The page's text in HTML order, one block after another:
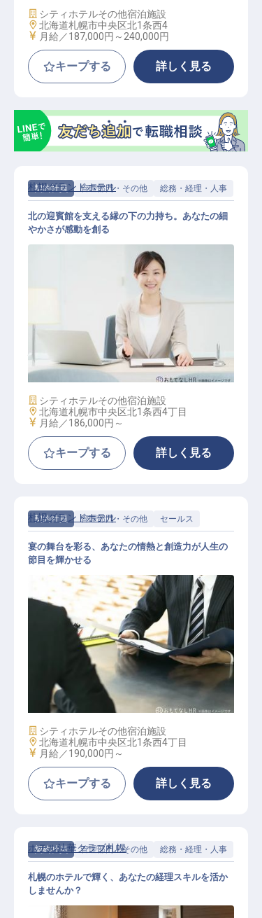
施設業態
シティホテルその他宿泊施設
勤務地
北海道札幌市中央区北1条西4
給与
月給／187,000円～ 240,000円
キープする 詳しく見る
契約社員 管理部門・その他 総務・経理・人事
札幌グランドホテル
北の迎賓館を支える縁の下の力持ち。あなたの細
やかさが感動を創る
施設業態
シティホテルその他宿泊施設
勤務地
北海道札幌市中央区北1条西4丁目
給与
月給／186,000円～
キープする 詳しく見る
契約社員 管理部門・その他 セールス
ホテル宴会セールススタッフ
札幌グランドホテル
宴の舞台を彩る、あなたの情熱と創造力が人生の
節目を輝かせる
施設業態
シティホテルその他宿泊施設
勤務地
北海道札幌市中央区北1条西4丁目
給与
月給／190,000円～
キープする 詳しく見る
契約社員 管理部門・その他 総務・経理・人事
ホテル法華クラブ札幌
札幌のホテルで輝く、あなたの経理スキルを活か
しませんか？